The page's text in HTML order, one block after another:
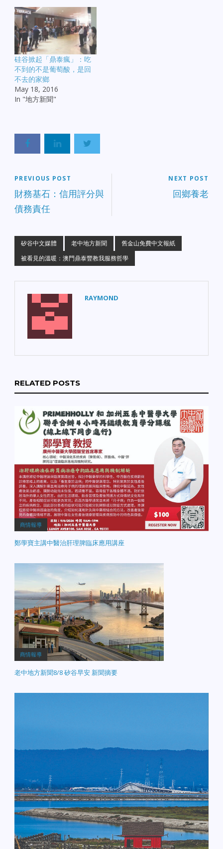
硅谷掀起「鼎泰瘋」：吃
不到的不是葡萄酸，是回
不去的家鄉
May 18, 2016
In "地方新聞"
PREVIOUS POST
財務基石：信用評分與
債務責任
NEXT POST
回鄉養老
矽谷中文媒體 老中地方新聞
舊金山免費中文報紙
被看見的溫暖：澳門鼎泰豐教我服務哲學
RAYMOND
RELATED POSTS
商情報導
鄭學寶主講中醫治肝理脾臨床應用講座
商情報導
老中地方新聞8/8 矽谷早安 新聞摘要